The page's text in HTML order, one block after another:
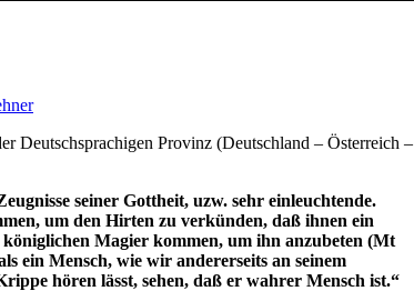
Deutschsprachigen Provinz (Deutschland – Österreich –
seiner Gottheit, uzw. sehr einleuchtende.
um den Hirten zu verkünden, daß ihnen ein
Magier kommen, um ihn anzubeten (Mt
ein Mensch, wie wir andererseits an seinem
hören lässt, sehen, daß er wahrer Mensch ist.“